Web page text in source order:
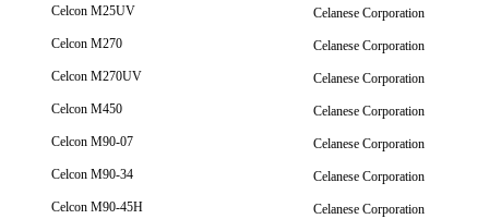
Celcon M25UV
Celanese Corporation
Celcon M270
Celanese Corporation
Celcon M270UV
Celanese Corporation
Celcon M450
Celanese Corporation
Celcon M90-07
Celanese Corporation
Celcon M90-34
Celanese Corporation
Celcon M90-45H
Celanese Corporation